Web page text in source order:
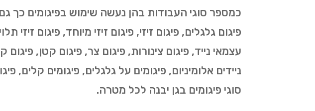
פיגום גלגלים, פיגום זיזי, פיגום זיזי מיוחד, פיגום
עצמאי נייד, פיגום צינורות, פיגום צר, פיגום קטן, פיגום
ניידים אלומיניום, פיגומים על גלגלים, פיגומים קלים,
סוגי פיגומים בגן יבנה לכל מטרה.